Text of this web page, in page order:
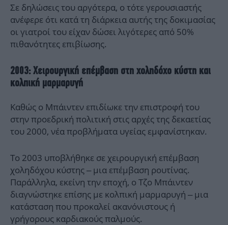
Σε δηλώσεις του αργότερα, ο τότε γερουσιαστής
ανέφερε ότι κατά τη διάρκεια αυτής της δοκιμασίας
οι γιατροί του είχαν δώσει λιγότερες από 50%
πιθανότητες επιβίωσης.
2003: Χειρουργική επέμβαση στη χοληδόχο κύστη και
κολπική μαρμαρυγή
Καθώς ο Μπάιντεν επιδίωκε την επιστροφή του
στην προεδρική πολιτική στις αρχές της δεκαετίας
του 2000, νέα προβλήματα υγείας εμφανίστηκαν.
Το 2003 υποβλήθηκε σε χειρουργική επέμβαση
χοληδόχου κύστης – μια επέμβαση ρουτίνας.
Παράλληλα, εκείνη την εποχή, ο Τζο Μπάιντεν
διαγνώστηκε επίσης με κολπική μαρμαρυγή – μια
κατάσταση που προκαλεί ακανόνιστους ή
γρήγορους καρδιακούς παλμούς.